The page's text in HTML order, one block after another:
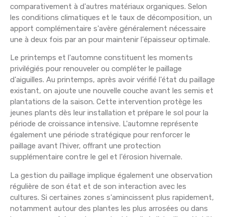
comparativement à d'autres matériaux organiques. Selon
les conditions climatiques et le taux de décomposition, un
apport complémentaire s'avère généralement nécessaire
une à deux fois par an pour maintenir l'épaisseur optimale.
Le printemps et l'automne constituent les moments
privilégiés pour renouveler ou compléter le paillage
d'aiguilles. Au printemps, après avoir vérifié l'état du paillage
existant, on ajoute une nouvelle couche avant les semis et
plantations de la saison. Cette intervention protège les
jeunes plants dès leur installation et prépare le sol pour la
période de croissance intensive. L'automne représente
également une période stratégique pour renforcer le
paillage avant l'hiver, offrant une protection
supplémentaire contre le gel et l'érosion hivernale.
La gestion du paillage implique également une observation
régulière de son état et de son interaction avec les
cultures. Si certaines zones s'amincissent plus rapidement,
notamment autour des plantes les plus arrosées ou dans